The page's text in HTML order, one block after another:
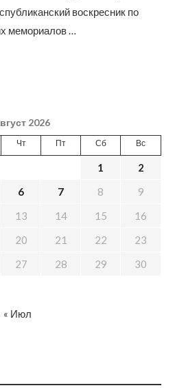
воскресник по
мемориалов …
2026
Чт Пт Сб Вс
1
2
6 7 8
9
13 14 15
16
20 21 22
23
27 28 29
30
« Июл